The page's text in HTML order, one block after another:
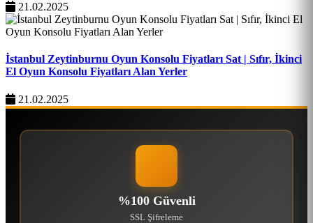
21.02.2025
İstanbul Zeytinburnu Oyun Konsolu Fiyatları Sat | Sıfır, İkinci
El Oyun Konsolu Fiyatları Alan Yerler
21.02.2025
%100 Güvenli
SSL Şifreleme